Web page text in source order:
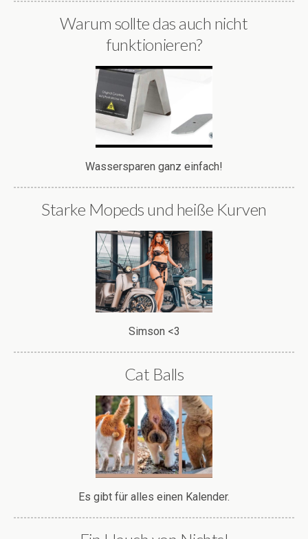
Warum sollte das auch nicht
funktionieren?
Wassersparen ganz einfach!
Starke Mopeds und heiße Kurven
Simson <3
Cat Balls
Es gibt für alles einen Kalender.